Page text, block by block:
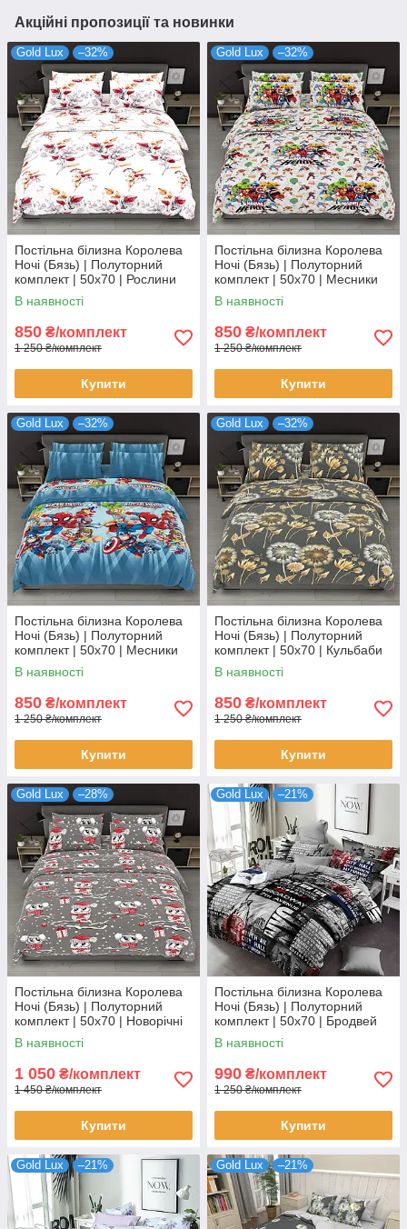
Акційні пропозиції та новинки
Gold Lux –32%
Постільна білизна Королева
Ночі (Бязь) | Полуторний
комплект | 50х70 | Рослини
на світлому
В наявності
850 ₴/комплект
1 250 ₴/комплект
Купити
Gold Lux –32%
Постільна білизна Королева
Ночі (Бязь) | Полуторний
комплект | 50х70 | Месники
на сірому
В наявності
850 ₴/комплект
1 250 ₴/комплект
Купити
Gold Lux –32%
Постільна білизна Королева
Ночі (Бязь) | Полуторний
комплект | 50х70 | Месники
на блакитному
В наявності
850 ₴/комплект
1 250 ₴/комплект
Купити
Gold Lux –32%
Постільна білизна Королева
Ночі (Бязь) | Полуторний
комплект | 50х70 | Кульбаби
на сірому
В наявності
850 ₴/комплект
1 250 ₴/комплект
Купити
Gold Lux –28%
Постільна білизна Королева
Ночі (Бязь) | Полуторний
комплект | 50х70 | Новорічні
сови на сірому
В наявності
1 050 ₴/комплект
1 450 ₴/комплект
Купити
Gold Lux –21%
Постільна білизна Королева
Ночі (Бязь) | Полуторний
комплект | 50х70 | Бродвей
В наявності
990 ₴/комплект
1 250 ₴/комплект
Купити
Gold Lux –21% Gold Lux –21%